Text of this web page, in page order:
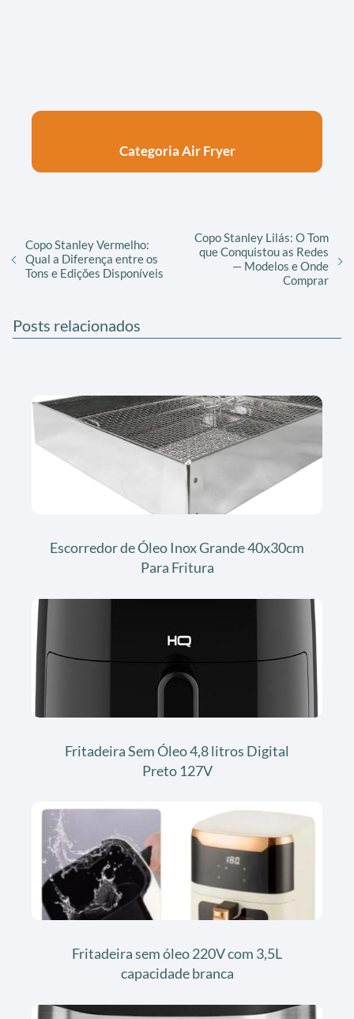
Categoria Air Fryer
Copo Stanley Vermelho:
Qual a Diferença entre os
Tons e Edições Disponíveis
Copo Stanley Lilás: O Tom
que Conquistou as Redes
— Modelos e Onde
Comprar
Posts relacionados
Escorredor de Óleo Inox Grande 40x30cm
Para Fritura
Fritadeira Sem Óleo 4,8 litros Digital
Preto 127V
Fritadeira sem óleo 220V com 3,5L
capacidade branca